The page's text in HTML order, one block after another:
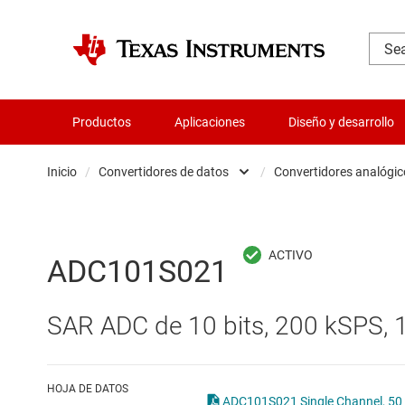
Productos Aplicaciones Diseño y desarrollo
Inicio / Convertidores de datos
Aislamiento
Audio, háptica y piezoeléctrica
/ Convertidores
ADC101S021
SAR ADC de 10 bits, 200 kSPS,
HOJA DE DATOS
ADC101S021